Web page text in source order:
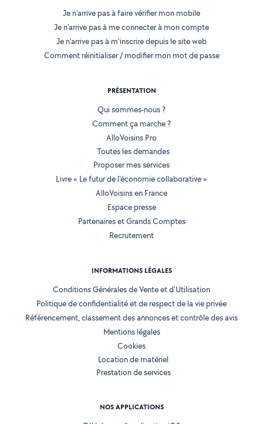
Je n'arrive pas à faire vérifier mon mobile
Je n'arrive pas à me connecter à mon compte
Je n'arrive pas à m'inscrire depuis le site web
Comment réinitialiser / modifier mon mot de passe
PRÉSENTATION
Qui sommes-nous ?
Comment ça marche ?
AlloVoisins Pro
Toutes les demandes
Proposer mes services
Livre « Le futur de l'économie collaborative »
AlloVoisins en France
Espace presse
Partenaires et Grands Comptes
Recrutement
INFORMATIONS LÉGALES
Conditions Générales de Vente et d'Utilisation
Politique de confidentialité et de respect de la vie privée
Référencement, classement des annonces et contrôle des avis
Mentions légales
Cookies
Location de matériel
Prestation de services
NOS APPLICATIONS